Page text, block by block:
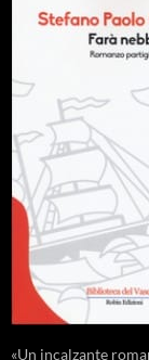
«Un incalzante